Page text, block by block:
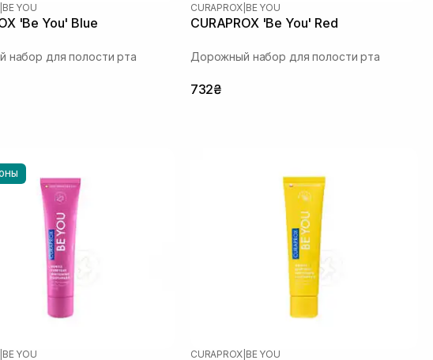
BE YOU
'Be You' Blue
набор для полости рта
CURAPROX BE YOU
CURAPROX 'Be You' Red
Дорожный набор для полости рта
732₴
BE YOU CURAPROX BE YOU